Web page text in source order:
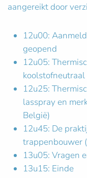
aangereikt door
12u00:
geopend
12u05:
koolstofneutraal
12u25:
lasspray en
België)
12u45: De
trappenbouwer
13u05: Vragen
13u15: Einde